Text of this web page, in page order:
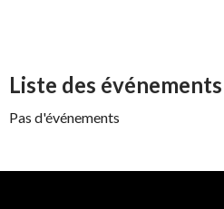
Liste des événements
Pas d'événements